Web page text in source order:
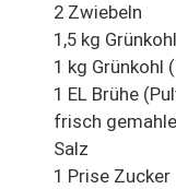
2 Zwiebeln
1,5 kg
1 kg Grünkohl
1 EL Brühe
frisch
Salz
1 Prise Zucker